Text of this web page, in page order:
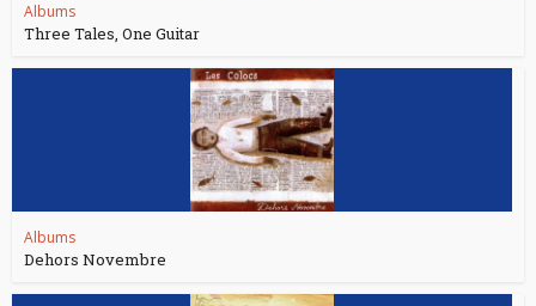
Albums
Three Tales, One Guitar
Albums
Dehors Novembre